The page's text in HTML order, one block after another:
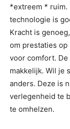
*extreem * ruim.
technologie is
Kracht is
om prestaties op
voor comfort. De
makkelijk. Wil je
anders. Deze is
verlegenheid te
te omhelzen.